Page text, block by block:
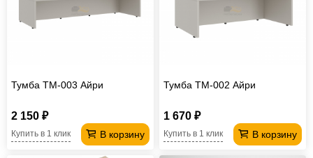
Тумба ТМ-003 Айри
2 150 ₽
В корзину
Купить в 1 клик
Тумба ТМ-002 Айри
1 670 ₽
В корзину
Купить в 1 клик